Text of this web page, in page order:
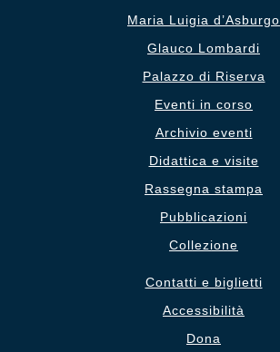
Maria Luigia d’Asburgo
Glauco Lombardi
Palazzo di Riserva
Eventi in corso
Archivio eventi
Didattica e visite
Rassegna stampa
Pubblicazioni
Collezione
Contatti e biglietti
Accessibilità
Dona